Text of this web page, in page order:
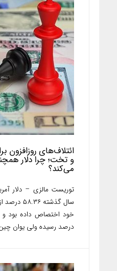
ائتلاف‌های روزافزون
و تخت؛ چرا دلار
می‌کند؟
توریست مالزی – دلار
سال گذشته
درصد رسیده ولی یوان